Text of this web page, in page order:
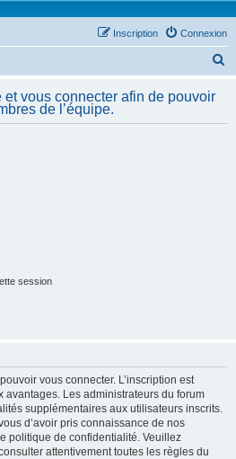
Connexion
Inscription
h
vous connecter afin de pouvoir
de l’équipe.
session
vous connecter. L’inscription est
avantages. Les administrateurs du forum
supplémentaires aux utilisateurs inscrits.
d’avoir pris connaissance de nos
politique de confidentialité. Veuillez
attentivement toutes les règles du